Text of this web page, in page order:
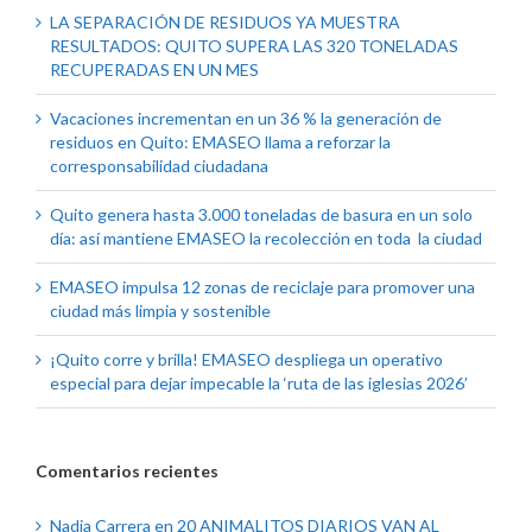
LA SEPARACIÓN DE RESIDUOS YA MUESTRA
RESULTADOS: QUITO SUPERA LAS 320 TONELADAS
RECUPERADAS EN UN MES
Vacaciones incrementan en un 36 % la generación de
residuos en Quito: EMASEO llama a reforzar la
corresponsabilidad ciudadana
Quito genera hasta 3.000 toneladas de basura en un solo
día: así mantiene EMASEO la recolección en toda la ciudad
EMASEO impulsa 12 zonas de reciclaje para promover una
ciudad más limpia y sostenible
¡Quito corre y brilla! EMASEO despliega un operativo
especial para dejar impecable la ‘ruta de las iglesias 2026’
Comentarios recientes
Nadia Carrera en 20 ANIMALITOS DIARIOS VAN AL